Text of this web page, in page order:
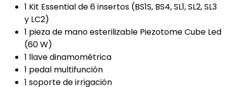
1 Kit Essential de 6 insertos (BS1S, BS4, SL1, SL2, SL3
y LC2)
1 pieza de mano esterilizable Piezotome Cube Led
(60 W)
1 llave dinamométrica
1 pedal multifunción
1 soporte de irrigación